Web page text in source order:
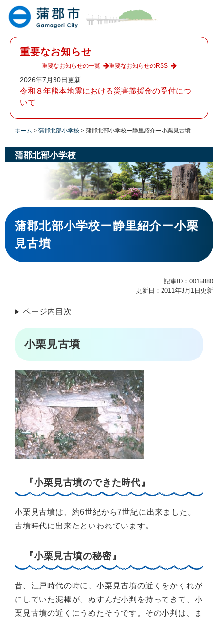
重要なお知らせ
2026年7月30日更新
令和８年熊本地震における災害義援金の受付につ
いて
重要なお知らせの一覧 重要なお知らせのRSS
ホーム > 蒲郡北部小学校 > 蒲郡北部小学校ー静里紹介ー小栗見古墳
蒲郡北部小学校
本
文
蒲郡北部小学校ー静里紹介ー小栗
見古墳
記事ID：0015880
更新日：2011年3月1日更新
ページ内目次
小栗見古墳
『小栗見古墳のできた時代』
小栗見古墳は、約6世紀から7世紀に出来ました。
古墳時代に出来たといわれています。
『小栗見古墳の秘密』
昔、江戸時代の時に、小栗見古墳の近くをかくれが
にしていた泥棒が、ぬすんだ小判を持ってきて、小
栗見古墳の近くにうめたそうです。その小判は、ま